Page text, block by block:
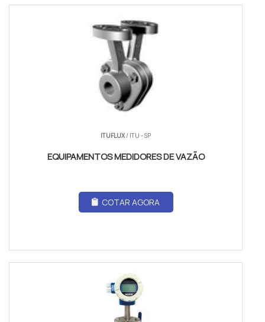
ITUFLUX/ ITU - SP
EQUIPAMENTOS MEDIDORES DE VAZÃO
COTAR AGORA